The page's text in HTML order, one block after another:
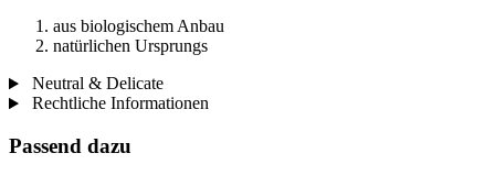
aus biologischem Anbau
natürlichen Ursprungs
Neutral & Delicate
Rechtliche Informationen
Passend dazu